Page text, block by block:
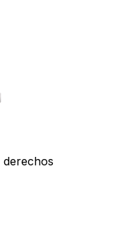
derechos